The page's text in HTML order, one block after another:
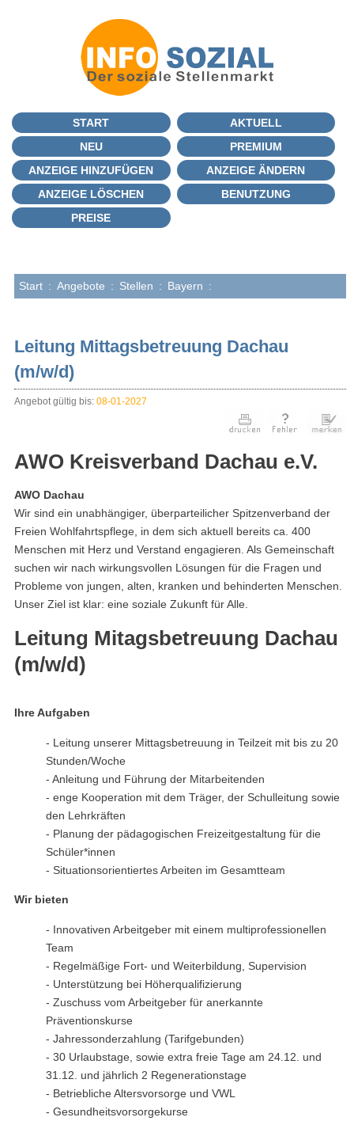
START
AKTUELL
NEU
PREMIUM
ANZEIGE HINZUFÜGEN
ANZEIGE ÄNDERN
ANZEIGE LÖSCHEN
BENUTZUNG
PREISE
Start : Angebote : Stellen : Bayern :
Leitung Mittagsbetreuung Dachau
(m/w/d)
Angebot gültig bis: 08-01-2027
AWO Kreisverband Dachau e.V.
AWO Dachau
Wir sind ein unabhängiger, überparteilicher Spitzenverband der
Freien Wohlfahrtspflege, in dem sich aktuell bereits ca. 400
Menschen mit Herz und Verstand engagieren. Als Gemeinschaft
suchen wir nach wirkungsvollen Lösungen für die Fragen und
Probleme von jungen, alten, kranken und behinderten Menschen.
Unser Ziel ist klar: eine soziale Zukunft für Alle.
Leitung Mitagsbetreuung Dachau
(m/w/d)
Ihre Aufgaben
- Leitung unserer Mittagsbetreuung in Teilzeit mit bis zu 20
Stunden/Woche
- Anleitung und Führung der Mitarbeitenden
- enge Kooperation mit dem Träger, der Schulleitung sowie
den Lehrkräften
- Planung der pädagogischen Freizeitgestaltung für die
Schüler*innen
- Situationsorientiertes Arbeiten im Gesamtteam
Wir bieten
- Innovativen Arbeitgeber mit einem multiprofessionellen
Team
- Regelmäßige Fort- und Weiterbildung, Supervision
- Unterstützung bei Höherqualifizierung
- Zuschuss vom Arbeitgeber für anerkannte
Präventionskurse
- Jahressonderzahlung (Tarifgebunden)
- 30 Urlaubstage, sowie extra freie Tage am 24.12. und
31.12. und jährlich 2 Regenerationstage
- Betriebliche Altersvorsorge und VWL
- Gesundheitsvorsorgekurse